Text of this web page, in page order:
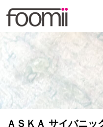
ＡＳＫＡ サイバニッ